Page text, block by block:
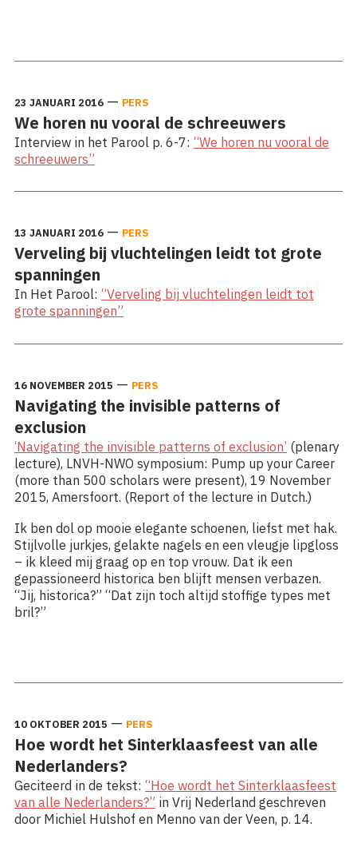
23 JANUARI 2016 — PERS
We horen nu vooral de schreeuwers
Interview in het Parool p. 6-7: “We horen nu vooral de
schreeuwers”
13 JANUARI 2016 — PERS
Verveling bij vluchtelingen leidt tot grote
spanningen
In Het Parool: “Verveling bij vluchtelingen leidt tot
grote spanningen”
16 NOVEMBER 2015 — PERS
Navigating the invisible patterns of
exclusion
‘Navigating the invisible patterns of exclusion’ (plenary
lecture), LNVH-NWO symposium: Pump up your Career
(more than 500 scholars were present), 19 November
2015, Amersfoort. (Report of the lecture in Dutch.)
Ik ben dol op mooie elegante schoenen, liefst met hak.
Stijlvolle jurkjes, gelakte nagels en een vleugje lipgloss
– ik kleed mij graag op en top vrouw. Dat ik een
gepassioneerd historica ben blijft mensen verbazen.
“Jij, historica?” “Dat zijn toch altijd stoffige types met
bril?”
10 OKTOBER 2015 — PERS
Hoe wordt het Sinterklaasfeest van alle
Nederlanders?
Geciteerd in de tekst: “Hoe wordt het Sinterklaasfeest
van alle Nederlanders?” in Vrij Nederland geschreven
door Michiel Hulshof en Menno van der Veen, p. 14.